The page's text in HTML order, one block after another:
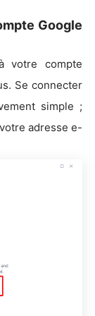
Google
votre compte
Se connecter
simple ;
adresse e-